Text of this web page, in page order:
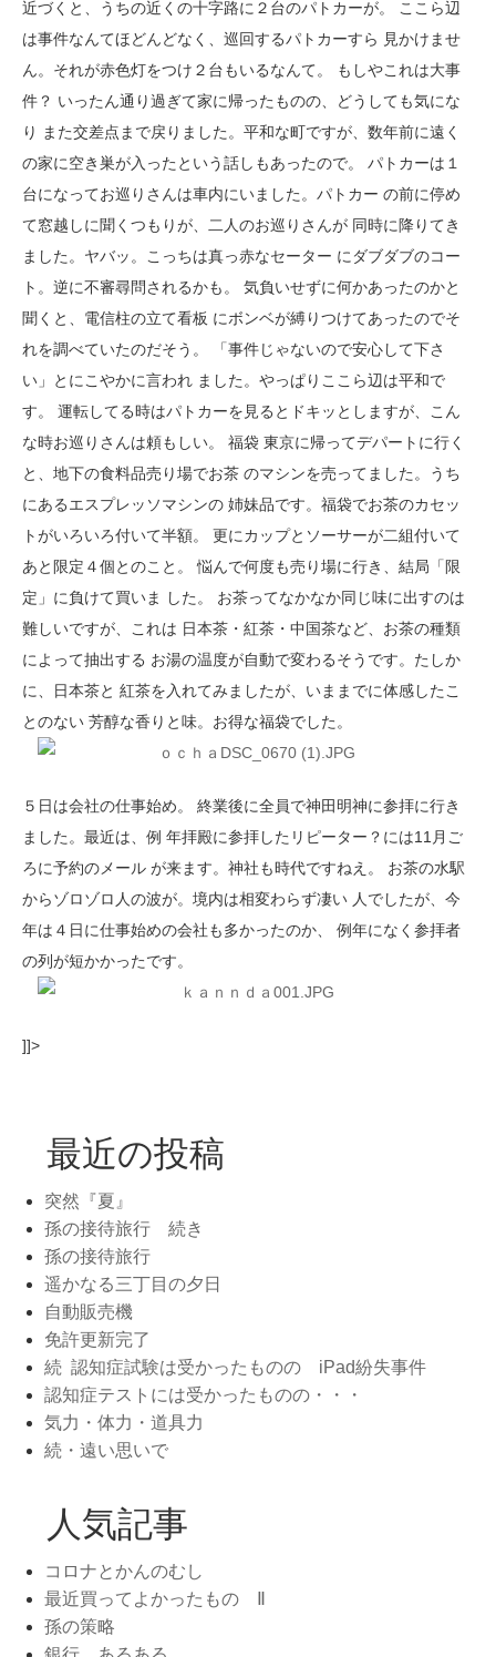
近づくと、うちの近くの十字路に２台のパトカーが。 ここら辺
は事件なんてほどんどなく、巡回するパトカーすら 見かけませ
ん。それが赤色灯をつけ２台もいるなんて。 もしやこれは大事
件？ いったん通り過ぎて家に帰ったものの、どうしても気にな
り また交差点まで戻りました。平和な町ですが、数年前に遠く
の家に空き巣が入ったという話しもあったので。 パトカーは１
台になってお巡りさんは車内にいました。パトカー の前に停め
て窓越しに聞くつもりが、二人のお巡りさんが 同時に降りてき
ました。ヤバッ。こっちは真っ赤なセーター にダブダブのコー
ト。逆に不審尋問されるかも。 気負いせずに何かあったのかと
聞くと、電信柱の立て看板 にボンベが縛りつけてあったのでそ
れを調べていたのだそう。 「事件じゃないので安心して下さ
い」とにこやかに言われ ました。やっぱりここら辺は平和で
す。 運転してる時はパトカーを見るとドキッとしますが、こん
な時お巡りさんは頼もしい。 福袋 東京に帰ってデパートに行く
と、地下の食料品売り場でお茶 のマシンを売ってました。うち
にあるエスプレッソマシンの 姉妹品です。福袋でお茶のカセッ
トがいろいろ付いて半額。 更にカップとソーサーが二組付いて
あと限定４個とのこと。 悩んで何度も売り場に行き、結局「限
定」に負けて買いま した。 お茶ってなかなか同じ味に出すのは
難しいですが、これは 日本茶・紅茶・中国茶など、お茶の種類
によって抽出する お湯の温度が自動で変わるそうです。たしか
に、日本茶と 紅茶を入れてみましたが、いままでに体感したこ
とのない 芳醇な香りと味。お得な福袋でした。
５日は会社の仕事始め。 終業後に全員で神田明神に参拝に行き
ました。最近は、例 年拝殿に参拝したリピーター？には11月ご
ろに予約のメール が来ます。神社も時代ですねえ。 お茶の水駅
からゾロゾロ人の波が。境内は相変わらず凄い 人でしたが、今
年は４日に仕事始めの会社も多かったのか、 例年になく参拝者
の列が短かかったです。
]]>
最近の投稿
突然『夏』
孫の接待旅行 続き
孫の接待旅行
遥かなる三丁目の夕日
自動販売機
免許更新完了
続 認知症試験は受かったものの iPad紛失事件
認知症テストには受かったものの・・・
気力・体力・道具力
続・遠い思いで
人気記事
コロナとかんのむし
最近買ってよかったもの Ⅱ
孫の策略